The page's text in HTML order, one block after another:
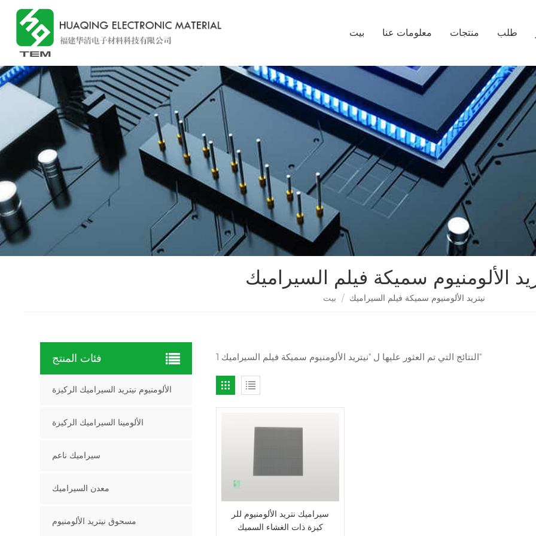
بيت معلومات عنا منتجات طلب
الألومنيوم سميكة فيلم السيراميك
بيت / نيتريد الألومنيوم سميكة فيلم السيراميك
1 النتائج التي تم العثور عليها ل "نيتريد الألومنيوم سميكة فيلم السيراميك"
سيراميك نتريد الألومنيوم للر
كيزة ذات الغشاء السميك
فئات المنتج
الألومنيوم نيتريد السيراميك الركيزة
الألومينا السيراميك الركيزة
سيراميك ناعم
معدن السيراميك
مسحوق نيتريد الألومنيوم